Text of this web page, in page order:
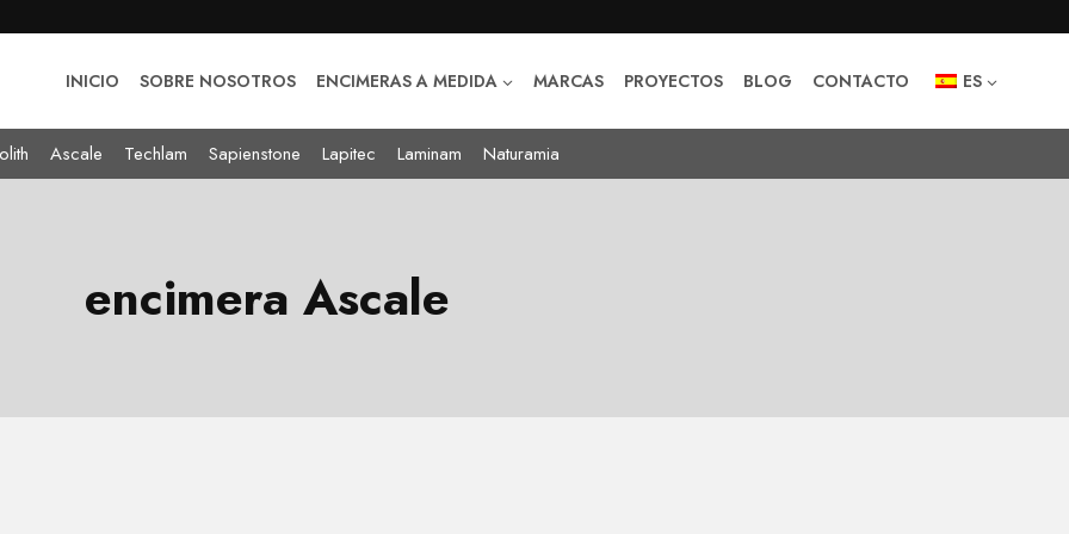
INICIO SOBRE NOSOTROS ENCIMERAS A MEDIDA MARCAS PROYECTOS BLOG CONTACTO ES
Ascale Techlam Sapienstone Lapitec Laminam Naturamia
encimera Ascale